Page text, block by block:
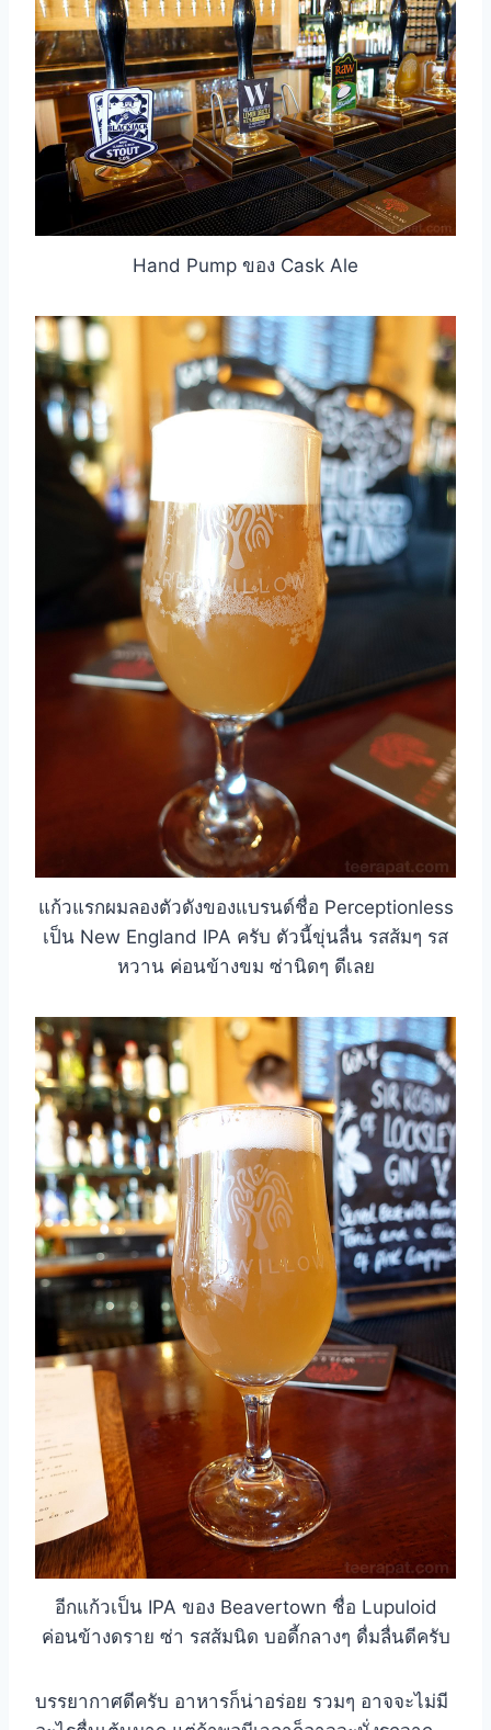
Hand Pump ของ Cask Ale
แก้วแรกผมลองตัวดังของแบรนด์ชื่อ Perceptionless
เป็น New England IPA ครับ ตัวนี้ขุ่นลื่น รสส้มๆ รส
หวาน ค่อนข้างขม ซ่านิดๆ ดีเลย
อีกแก้วเป็น IPA ของ Beavertown ชื่อ Lupuloid
ค่อนข้างดราย ซ่า รสส้มนิด บอดี้กลางๆ ดื่มลื่นดีครับ
บรรยากาศดีครับ อาหารก็น่าอร่อย รวมๆ อาจจะไม่มี